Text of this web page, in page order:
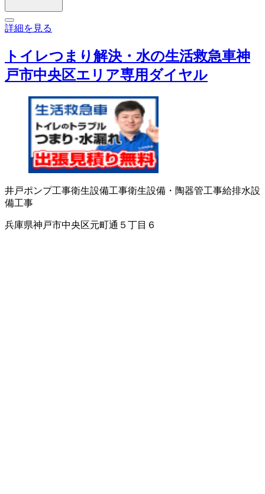
詳細を見る
トイレつまり解決・水の生活救急車神
戸市中央区エリア専用ダイヤル
井戸ポンプ工事衛生設備工事衛生設備・陶器管工事給排水設
備工事
兵庫県神戸市中央区元町通５丁目６